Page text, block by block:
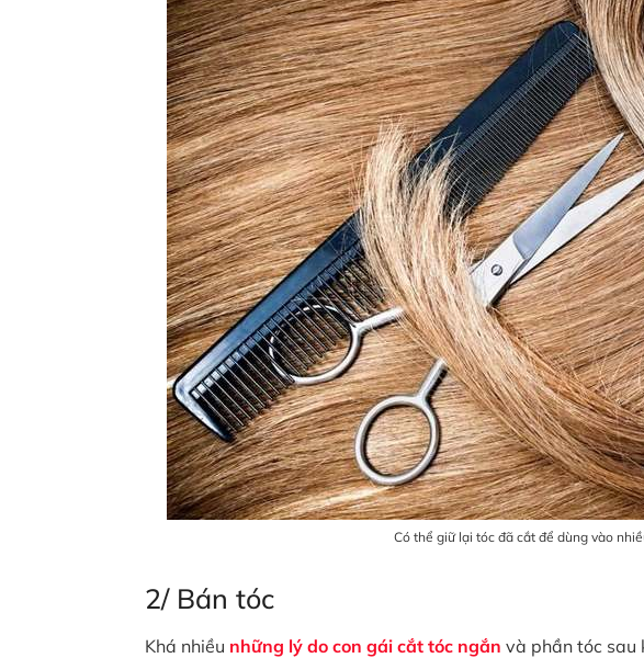
Có thể giữ lại tóc đã cắt để dùng vào
2/ Bán tóc
Khá nhiều những lý do con gái cắt tóc ngắn và phần tóc sau